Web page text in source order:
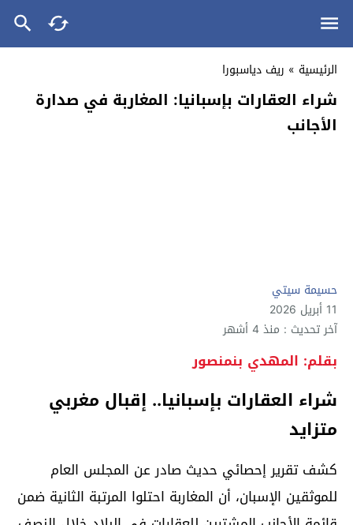
الرئيسية » ريف دياسبورا
شراء العقارات بإسبانيا: المغاربة في صدارة
الأجانب
حسيمة سيتي
11 أبريل 2026
آخر تحديث : منذ 4 أشهر
بقلم: المهدي بنمنصور
شراء العقارات بإسبانيا.. إقبال مغربي
متزايد
كشف تقرير إحصائي حديث صادر عن المجلس العام
للموثقين الإسبان، أن المغاربة احتلوا المرتبة الثانية ضمن